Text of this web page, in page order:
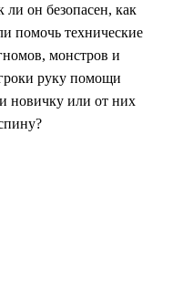
он безопасен, как
помочь технические
монстров и
руку помощи
новичку или от них